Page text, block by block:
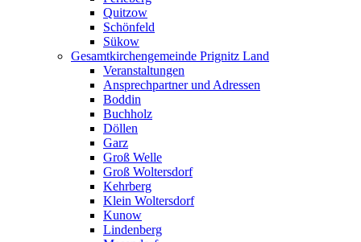
Quitzow
Schönfeld
Sükow
Gesamtkirchengemeinde Prignitz Land
Veranstaltungen
Ansprechpartner und Adressen
Boddin
Buchholz
Döllen
Garz
Groß Welle
Groß Woltersdorf
Kehrberg
Klein Woltersdorf
Kunow
Lindenberg